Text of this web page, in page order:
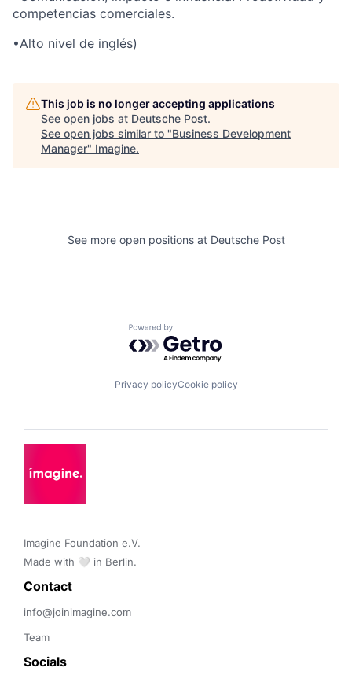
competencias comerciales.
•Alto nivel de inglés)
This job is no longer accepting applications
See open jobs at Deutsche Post.
See open jobs similar to "Business Development
Manager" Imagine.
See more open positions at Deutsche Post
Powered by Getro.com
Privacy policyCookie policy
Imagine Foundation e.V.
Made with 🤍 in Berlin.
Contact
info@joinimagine.com
Team
Socials